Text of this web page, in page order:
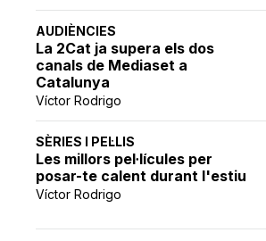
AUDIÈNCIES
La 2Cat ja supera els dos
canals de Mediaset a
Catalunya
Víctor Rodrigo
SÈRIES I PEL·LIS
Les millors pel·lícules per
posar-te calent durant l'estiu
Víctor Rodrigo